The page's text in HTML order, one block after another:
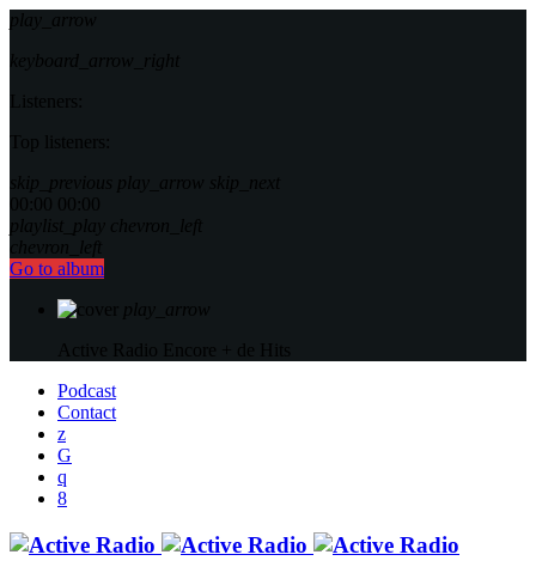
play_arrow
keyboard_arrow_right
Listeners:
Top listeners:
skip_previous play_arrow skip_next
00:00 00:00
playlist_play chevron_left
chevron_left
Go to album
play_arrow
Active Radio Encore + de Hits
Podcast
Contact